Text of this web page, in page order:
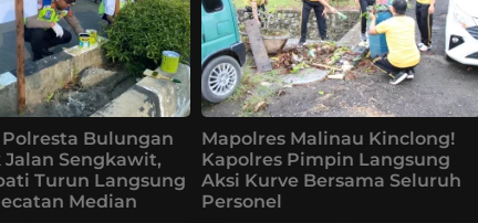
Bulungan
Sengkawit,
Turun Langsung
Median
Mapolres Malinau Kinclong!
Kapolres Pimpin Langsung
Aksi Kurve Bersama Seluruh
Personel